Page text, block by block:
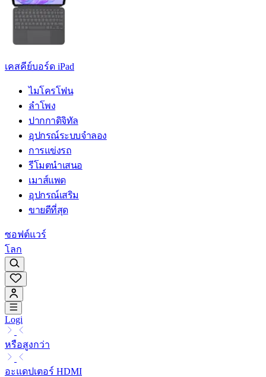
เคสคีย์บอร์ด iPad
ไมโครโฟน
ลำโพง
ปากกาดิจิทัล
อุปกรณ์ระบบจำลอง
การแข่งรถ
รีโมตนำเสนอ
เมาส์แพด
อุปกรณ์เสริม
ขายดีที่สุด
ซอฟต์แวร์
โลก
Logi
หรือสูงกว่า
อะแดปเตอร์ HDMI